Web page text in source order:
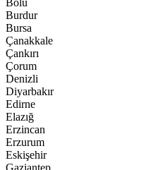
Bolu
Burdur
Bursa
Çanakkale
Çankırı
Çorum
Denizli
Diyarbakır
Edirne
Elazığ
Erzincan
Erzurum
Eskişehir
Gaziantep